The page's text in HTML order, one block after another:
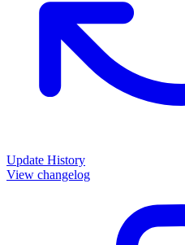
Update History
View changelog